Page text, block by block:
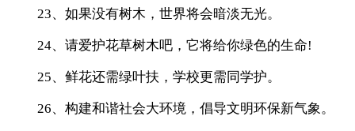
23、如果没有树木，世界将会暗淡无光。
24、请爱护花草树木吧，它将给你绿色的生命!
25、鲜花还需绿叶扶，学校更需同学护。
26、构建和谐社会大环境，倡导文明环保新气象。